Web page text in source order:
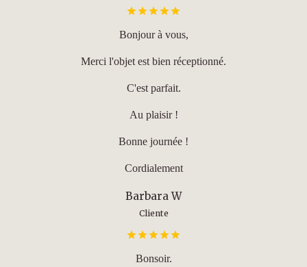
Bonjour à vous,
Merci l'objet est bien réceptionné.
C'est parfait.
Au plaisir !
Bonne journée !
Cordialement
Barbara W
Cliente
Bonsoir.